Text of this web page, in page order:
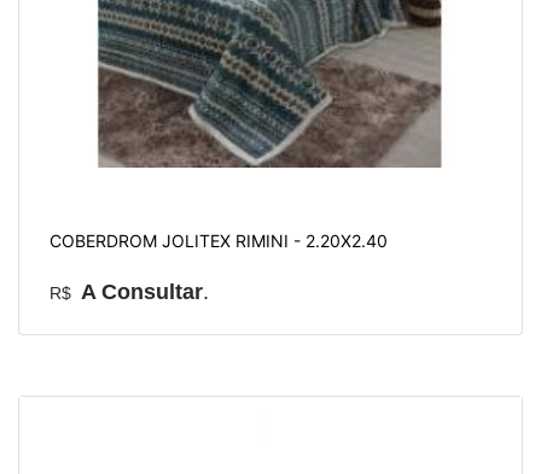
COBERDROM JOLITEX RIMINI - 2.20X2.40
R$ A Consultar.